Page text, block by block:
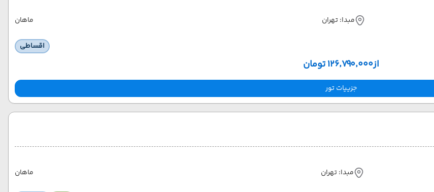
مبدا: تهران ماهان
اقساطی
از۱۲۶٬۷۹۰٬۰۰۰ تومان
جزییات تور
مبدا: تهران ماهان